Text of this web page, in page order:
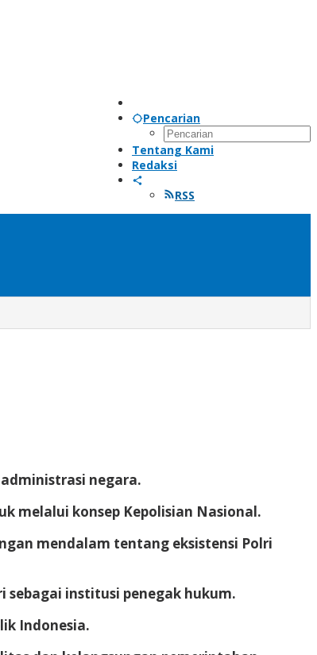
Pencarian
Tentang Kami
Redaksi
RSS
negara.
melalui konsep Kepolisian Nasional.
mendalam tentang eksistensi Polri
institusi penegak hukum.
Indonesia.